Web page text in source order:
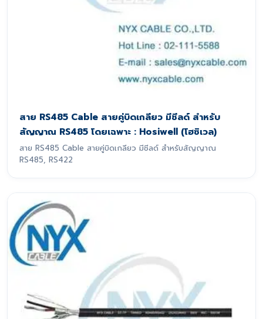
สาย RS485 Cable สายคู่บิดเกลียว มีชีลด์ สำหรับ
สัญญาณ RS485 โดยเฉพาะ : Hosiwell (โฮซิเวล)
สาย RS485 Cable สายคู่บิดเกลียว มีชีลด์ สำหรับสัญญาณ
RS485, RS422